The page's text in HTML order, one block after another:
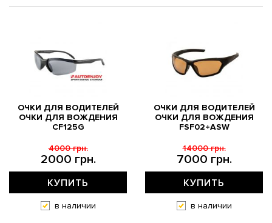
ОЧКИ ДЛЯ ВОДИТЕЛЕЙ
ОЧКИ ДЛЯ ВОЖДЕНИЯ
CF125G
2000 грн.
4000 грн.
КУПИТЬ
в наличии
ОЧКИ ДЛЯ ВОДИТЕЛЕЙ
ОЧКИ ДЛЯ ВОЖДЕНИЯ
FSF02+ASW
7000 грн.
14000 грн.
КУПИТЬ
в наличии